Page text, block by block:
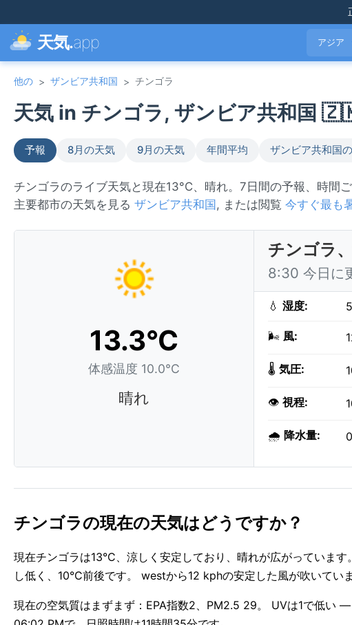
天気.app アジア
他の > ザンビア共和国 > チンゴラ
天気 in チンゴラ, ザンビア共和国
予報 8月の天気 9月の天気 年間平均 ザンビア共和国
チンゴラのライブ天気と現在13°C、晴れ。7日間の予報、時間
主要都市の天気を見る ザンビア共和国 , または閲覧 今すぐ最も
13.3°C
体感温度 10.0°C
晴れ
チンゴラ
8:30 今日に
💧 湿度:
🌬️ 風:
🌡️ 気圧:
👁️ 視程:
🌧️ 降水量:
チンゴラの現在の天気はどうですか？
現在チンゴラは13°C、涼しく安定しており、晴れが広がっていま
し低く、10°C前後です。 westから12 kphの安定した風が吹いていま
現在の空気質はまずまず：EPA指数2、PM2.5 29。 UVは1で低い